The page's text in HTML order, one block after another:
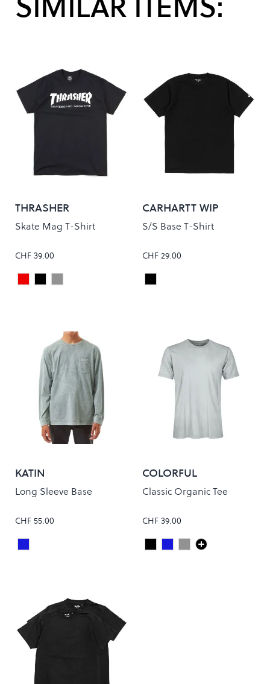
THRASHER
Skate Mag T-Shirt
CHF 39.00
Colour
Maroon
BlackGrey
CARHARTT WIP
S/S Base T-Shirt
CHF 29.00
Colour
Black/White
KATIN
Long Sleeve Base
CHF 55.00
Colour
Steel Blue Mineral
COLORFUL
STANDARD
Classic Organic Tee
CHF 39.00
Colour
Deep Black
Steel Blue
FADED GREY